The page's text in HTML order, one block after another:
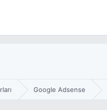
Google Adsense